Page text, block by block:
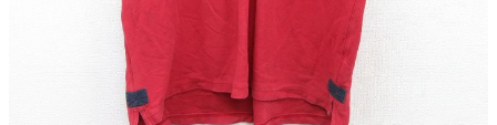
L
W31,W32
W35,W36 W37以上